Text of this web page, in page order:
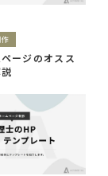
ージのオスス